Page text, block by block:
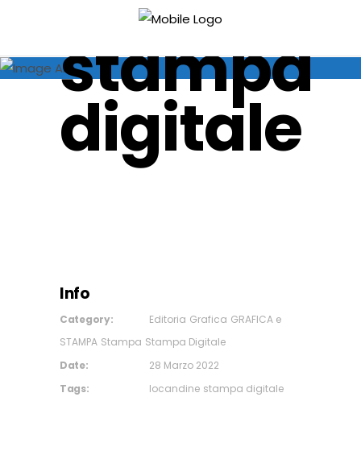
stampa
digitale
Info
Category: Editoria Grafica GRAFICA e
STAMPA Stampa Stampa Digitale
Date:
28 Marzo 2022
Tags:
locandine stampa digitale